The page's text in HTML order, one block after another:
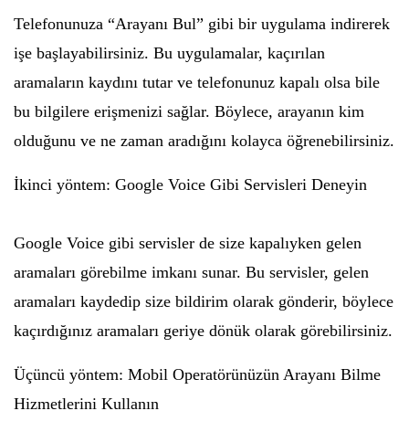
Telefonunuza “Arayanı Bul” gibi bir uygulama indirerek
işe başlayabilirsiniz. Bu uygulamalar, kaçırılan
aramaların kaydını tutar ve telefonunuz kapalı olsa bile
bu bilgilere erişmenizi sağlar. Böylece, arayanın kim
olduğunu ve ne zaman aradığını kolayca öğrenebilirsiniz.
İkinci yöntem: Google Voice Gibi Servisleri Deneyin
Google Voice gibi servisler de size kapalıyken gelen
aramaları görebilme imkanı sunar. Bu servisler, gelen
aramaları kaydedip size bildirim olarak gönderir, böylece
kaçırdığınız aramaları geriye dönük olarak görebilirsiniz.
Üçüncü yöntem: Mobil Operatörünüzün Arayanı Bilme
Hizmetlerini Kullanın